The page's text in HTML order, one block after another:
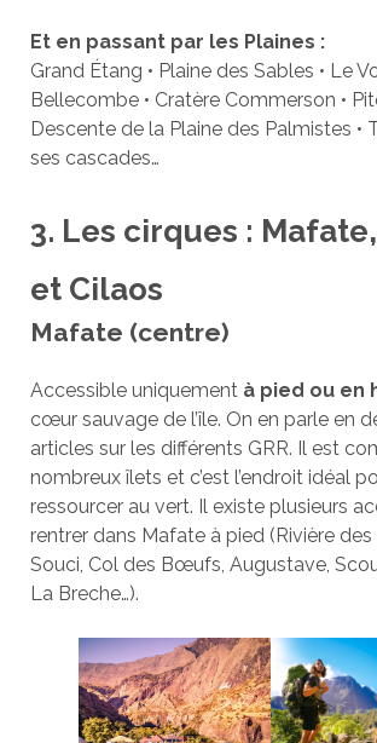
Et en passant par les Plaines :
Grand Étang • Plaine des Sables • Le
Bellecombe • Cratère Commerson •
Descente de la Plaine des Palmistes •
ses cascades…
3. Les cirques :
et Cilaos
Mafate (centre)
Accessible uniquement à pied ou en
cœur sauvage de l’île. On en parle en
articles sur les différents GRR. Il est
nombreux îlets et c’est l’endroit idéal
ressourcer au vert. Il existe plusieurs
rentrer dans Mafate à pied (Rivière des
Souci, Col des Bœufs, Augustave,
La Breche…).